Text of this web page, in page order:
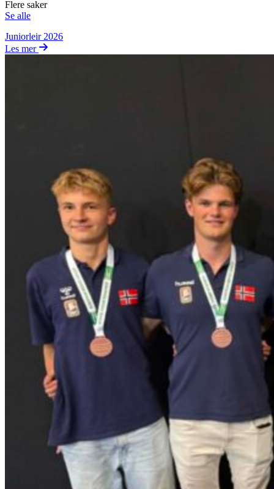
Flere saker
Se alle
Juniorleir 2026
Les mer